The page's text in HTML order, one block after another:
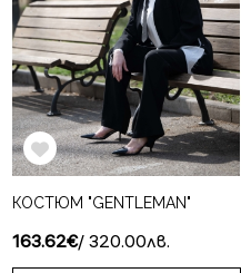
КОСТЮМ "GENTLEMAN"
163.62€/ 320.00лв.